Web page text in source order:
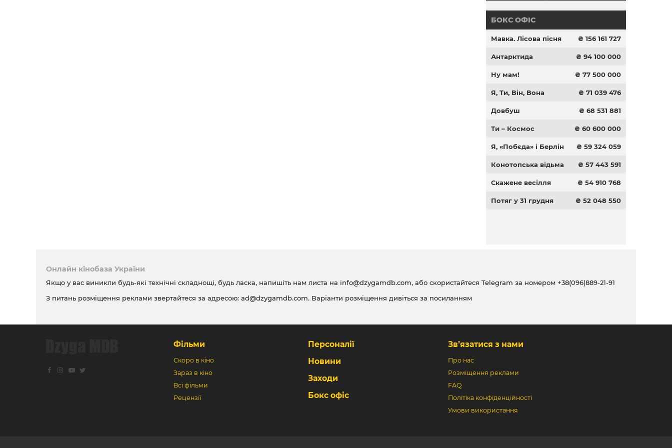
БОКС ОФІС
Мавка. Лісова пісня ₴ 156 161 727
Антарктида ₴ 94 100 000
Ну мам! ₴ 77 500 000
Я, Ти, Він, Вона ₴ 71 039 476
Довбуш ₴ 68 531 881
Ти – Космос ₴ 60 600 000
Я, «Побєда» і Берлін ₴ 59 324 059
Конотопська відьма ₴ 57 443 591
Скажене весілля ₴ 54 910 768
Потяг у 31 грудня ₴ 52 048 550
Онлайн кінобаза України
Якщо у вас виникли будь-які технічні складнощі, будь ласка, напишіть нам листа на info@dzygamdb.com, або скористайтеся Telegram за номером +38(096)889-21-91
З питань розміщення реклами звертайтеся за адресою: ad@dzygamdb.com. Варіанти розміщення дивіться за посиланням
Фільми
Скоро в кіно
Зараз в кіно
Всі фільми
Рецензії
Персоналії
Новини
Заходи
Бокс офіс
Зв’язатися з нами
Про нас
Розміщення реклами
FAQ
Політіка конфіденційності
Умови використання